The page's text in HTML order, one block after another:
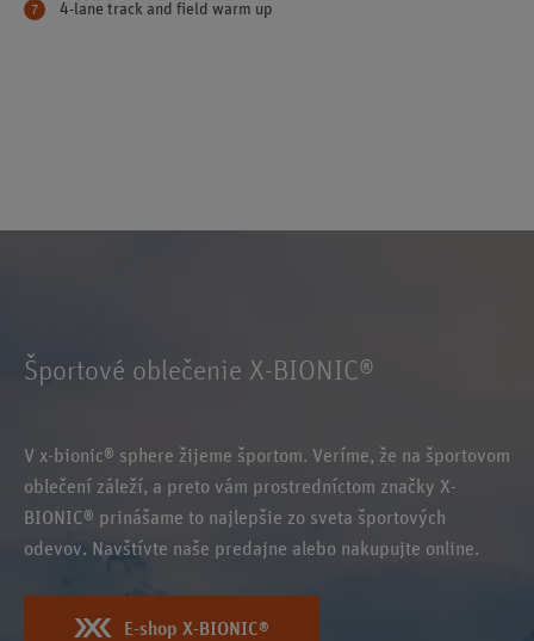
4-lane track and field warm up
Športové oblečenie X-BIONIC®
V x-bionic® sphere žijeme športom. Veríme, že na športovom
oblečení záleží, a preto vám prostredníctom značky X-
BIONIC® prinášame to najlepšie zo sveta športových
odevov. Navštívte naše predajne alebo nakupujte online.
E-shop X-BIONIC®